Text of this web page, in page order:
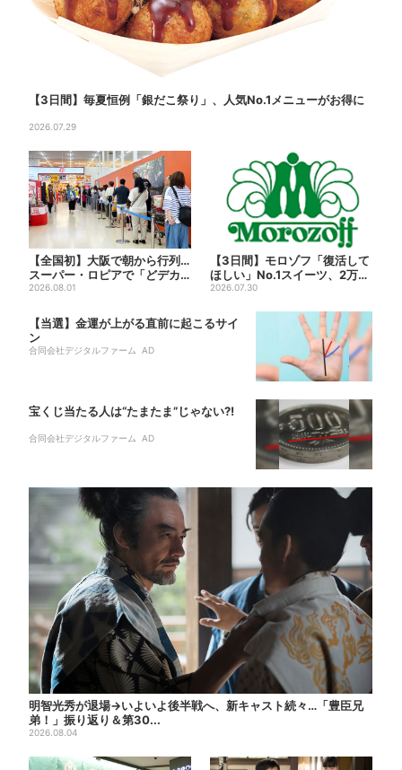
【3日間】毎夏恒例「銀だこ祭り」、人気No.1メニューがお得に
2026.07.29
【全国初】大阪で朝から行列…
スーパー・ロピアで「どデカ
抽選会」、開始30分で“1...
2026.08.01
【3日間】モロゾフ「復活して
ほしい」No.1スイーツ、2万3
865票から選ばれた...
2026.07.30
【当選】金運が上がる直前に起こるサイ
ン
合同会社デジタルファーム AD
宝くじ当たる人は“たまたま”じゃない?!
合同会社デジタルファーム AD
明智光秀が退場→いよいよ後半戦へ、新キャスト続々…「豊臣兄
弟！」振り返り＆第30...
2026.08.04